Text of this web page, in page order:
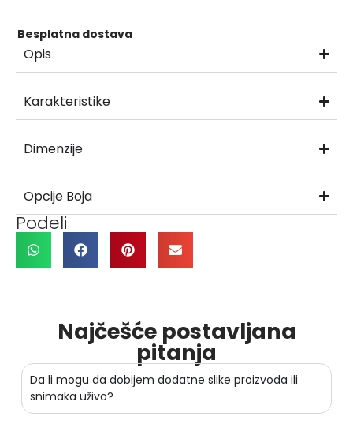
Besplatna dostava
Opis
Karakteristike
Dimenzije
Opcije Boja
Podeli
Najčešće postavljana
pitanja
Da li mogu da dobijem dodatne slike proizvoda ili
snimaka uživo?